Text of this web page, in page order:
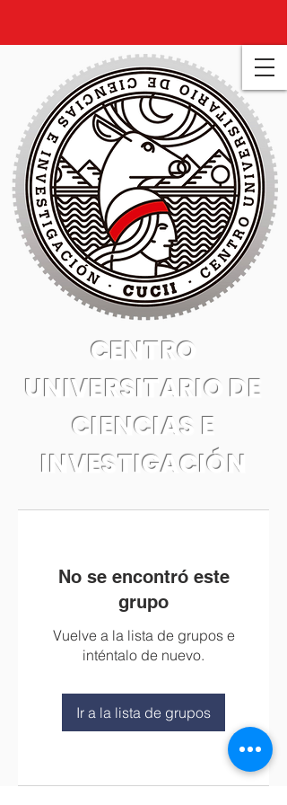
CENTRO
UNIVERSITARIO DE
CIENCIAS E
INVESTIGACIÓN
No se encontró este
grupo
Vuelve a la lista de grupos e
inténtalo de nuevo.
Ir a la lista de grupos